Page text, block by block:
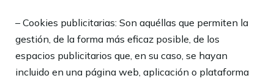
– Cookies publicitarias: Son aquéllas que permiten la
gestión, de la forma más eficaz posible, de los
espacios publicitarios que, en su caso, se hayan
incluido en una página web, aplicación o plataforma